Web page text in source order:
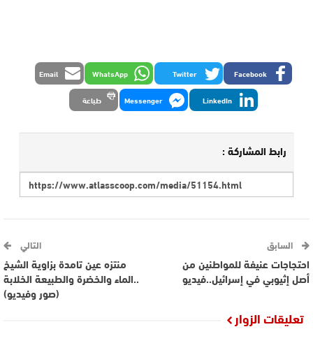
Facebook
Twitter
WhatsApp
Email
LinkedIn
Messenger طباعة
رابط المشاركة :
السابق
احتجاجات عنيفة للمواطنين من
أصل إثيوبي في إسرائيل..فيديو
التالي
منتزه عين تامدة بزاوية الشيخ
..الماء والخضرة والطبيعة الخلابة
(صور وفيديو)
تعليقات الزوار